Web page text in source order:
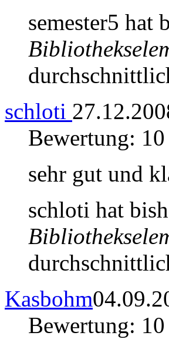
semester5 hat
schloti
Bewertung: 10
sehr gut und
schloti hat
Kasbohm
Bewertung: 10